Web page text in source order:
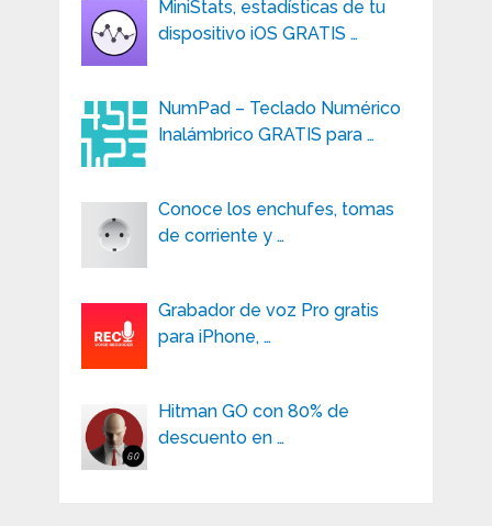
MiniStats, estadísticas de tu
dispositivo iOS GRATIS …
NumPad – Teclado Numérico
Inalámbrico GRATIS para …
Conoce los enchufes, tomas
de corriente y …
Grabador de voz Pro gratis
para iPhone, …
Hitman GO con 80% de
descuento en …